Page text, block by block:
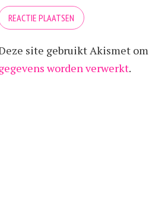
site gebruikt Akismet
worden verwerkt.